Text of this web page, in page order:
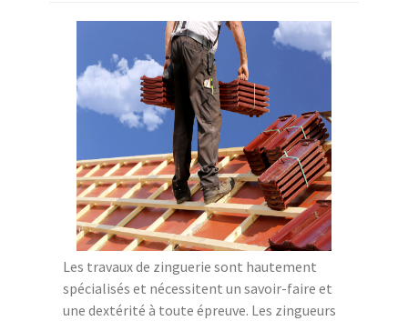
Les travaux de zinguerie sont hautement
spécialisés et nécessitent un savoir-faire et
une dextérité à toute épreuve. Les zingueurs